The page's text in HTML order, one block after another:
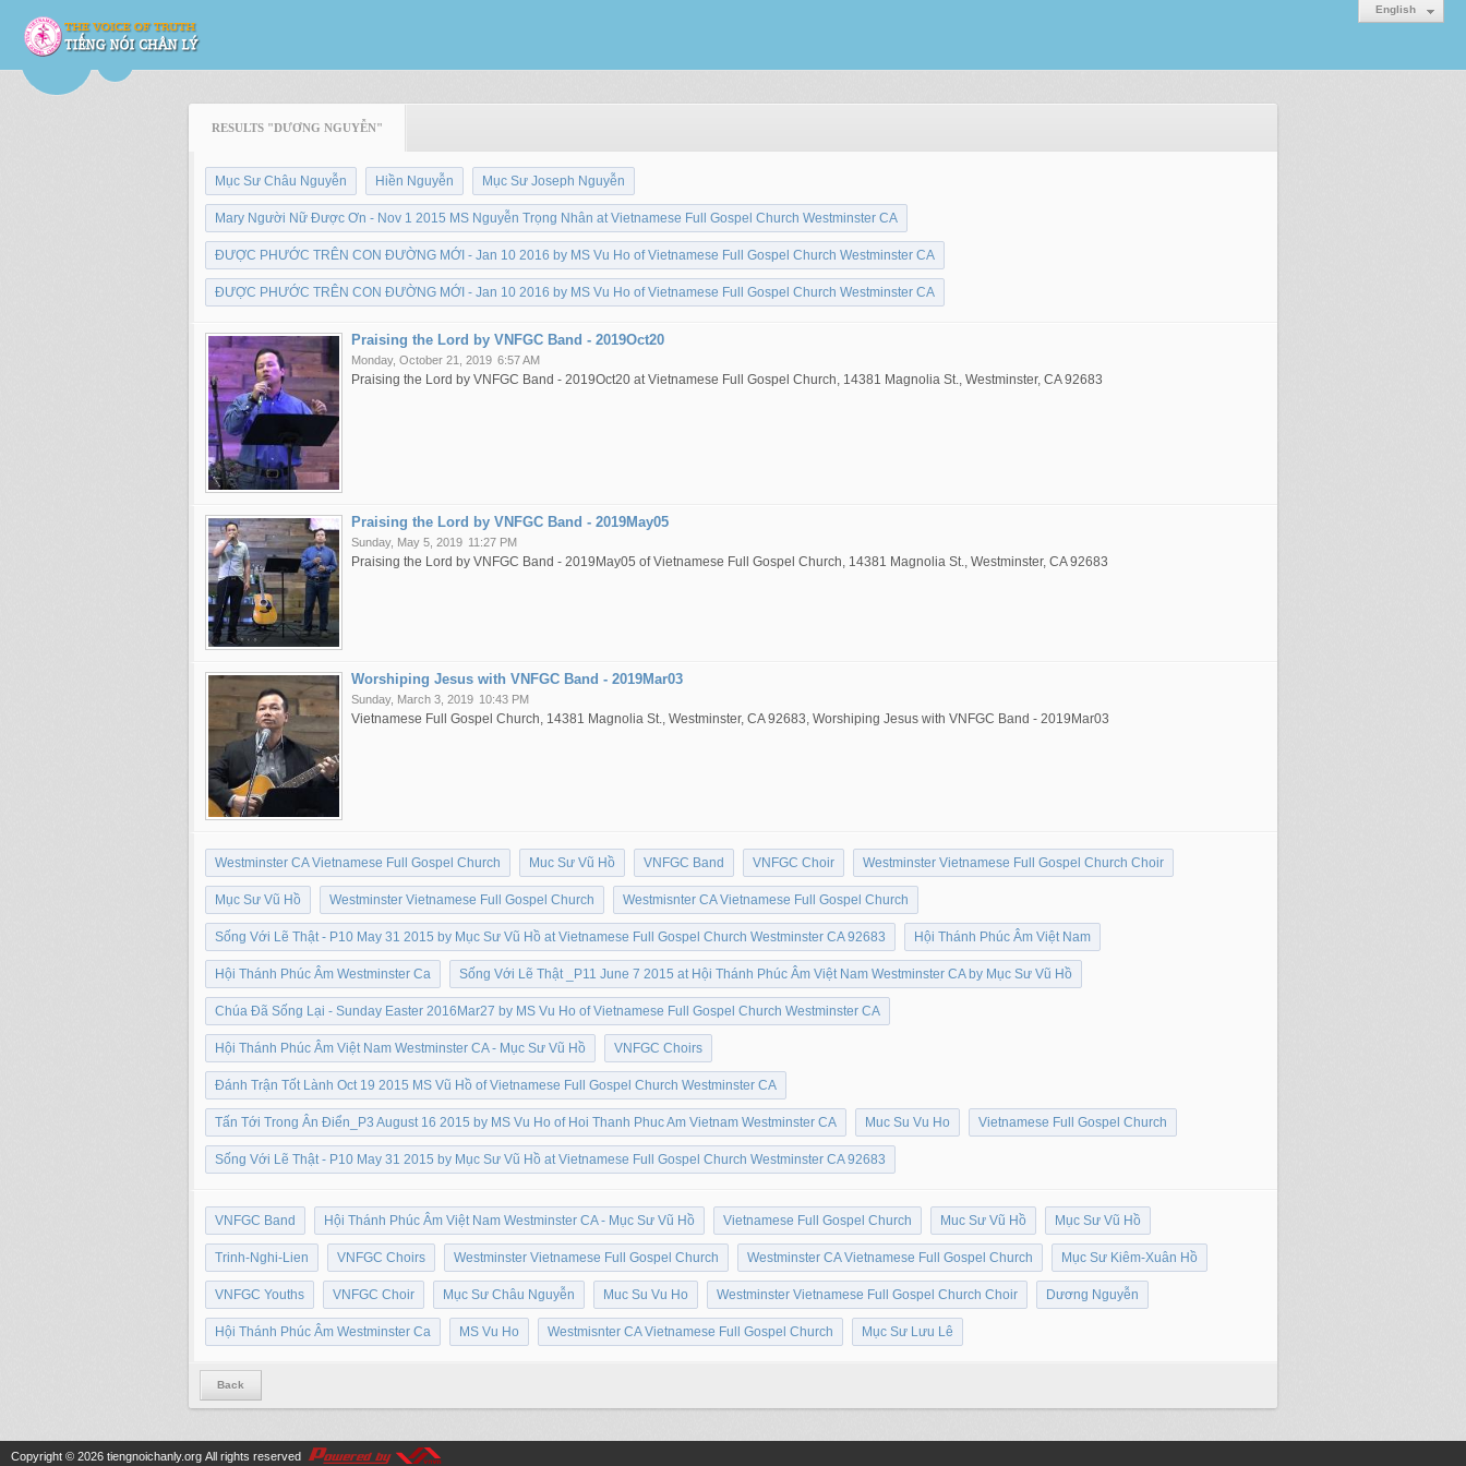
English
RESULTS "DƯƠNG NGUYỄN"
Mục Sư Châu Nguyễn Hiền Nguyễn Mục Sư Joseph Nguyễn
Mary Người Nữ Được Ơn - Nov 1 2015 MS Nguyễn Trọng Nhân at Vietnamese Full Gospel Church Westminster CA
ĐƯỢC PHƯỚC TRÊN CON ĐƯỜNG MỚI - Jan 10 2016 by MS Vu Ho of Vietnamese Full Gospel Church Westminster CA
ĐƯỢC PHƯỚC TRÊN CON ĐƯỜNG MỚI - Jan 10 2016 by MS Vu Ho of Vietnamese Full Gospel Church Westminster CA
Praising the Lord by VNFGC Band - 2019Oct20
Monday, October 21, 2019 6:57 AM
Praising the Lord by VNFGC Band - 2019Oct20 at Vietnamese Full Gospel Church, 14381 Magnolia St., Westminster, CA 92683
Praising the Lord by VNFGC Band - 2019May05
Sunday, May 5, 2019 11:27 PM
Praising the Lord by VNFGC Band - 2019May05 of Vietnamese Full Gospel Church, 14381 Magnolia St., Westminster, CA 92683
Worshiping Jesus with VNFGC Band - 2019Mar03
Sunday, March 3, 2019 10:43 PM
Vietnamese Full Gospel Church, 14381 Magnolia St., Westminster, CA 92683, Worshiping Jesus with VNFGC Band - 2019Mar03
Westminster CA Vietnamese Full Gospel Church Muc Sư Vũ Hồ VNFGC Band VNFGC Choir Westminster Vietnamese Full Gospel Church Choir
Mục Sư Vũ Hồ Westminster Vietnamese Full Gospel Church Westmisnter CA Vietnamese Full Gospel Church
Sống Với Lẽ Thật - P10 May 31 2015 by Mục Sư Vũ Hồ at Vietnamese Full Gospel Church Westminster CA 92683 Hội Thánh Phúc Âm Việt Nam
Hội Thánh Phúc Âm Westminster Ca Sống Với Lẽ Thật _P11 June 7 2015 at Hội Thánh Phúc Âm Việt Nam Westminster CA by Mục Sư Vũ Hồ
Chúa Đã Sống Lại - Sunday Easter 2016Mar27 by MS Vu Ho of Vietnamese Full Gospel Church Westminster CA
Hội Thánh Phúc Âm Việt Nam Westminster CA - Mục Sư Vũ Hồ VNFGC Choirs
Đánh Trận Tốt Lành Oct 19 2015 MS Vũ Hồ of Vietnamese Full Gospel Church Westminster CA
Tấn Tới Trong Ân Điển_P3 August 16 2015 by MS Vu Ho of Hoi Thanh Phuc Am Vietnam Westminster CA Muc Su Vu Ho Vietnamese Full Gospel Church
Sống Với Lẽ Thật - P10 May 31 2015 by Mục Sư Vũ Hồ at Vietnamese Full Gospel Church Westminster CA 92683
VNFGC Band Hội Thánh Phúc Âm Việt Nam Westminster CA - Mục Sư Vũ Hồ Vietnamese Full Gospel Church Muc Sư Vũ Hồ Mục Sư Vũ Hồ
Trinh-Nghi-Lien VNFGC Choirs Westminster Vietnamese Full Gospel Church Westminster CA Vietnamese Full Gospel Church Mục Sư Kiêm-Xuân Hồ
VNFGC Youths VNFGC Choir Mục Sư Châu Nguyễn Muc Su Vu Ho Westminster Vietnamese Full Gospel Church Choir Dương Nguyễn
Hội Thánh Phúc Âm Westminster Ca MS Vu Ho Westmisnter CA Vietnamese Full Gospel Church Mục Sư Lưu Lê
Back
Copyright © 2026 tiengnoichanly.org All rights reserved